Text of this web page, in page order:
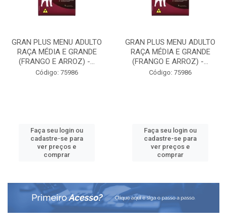
GRAN PLUS MENU ADULTO
RAÇA MÉDIA E GRANDE
(FRANGO E ARROZ) -...
Código: 75986
Faça seu login ou
cadastre-se para
ver preços e
comprar
GRAN PLUS MENU ADULTO
RAÇA MÉDIA E GRANDE
(FRANGO E ARROZ) -...
Código: 75986
Faça seu login ou
cadastre-se para
ver preços e
comprar